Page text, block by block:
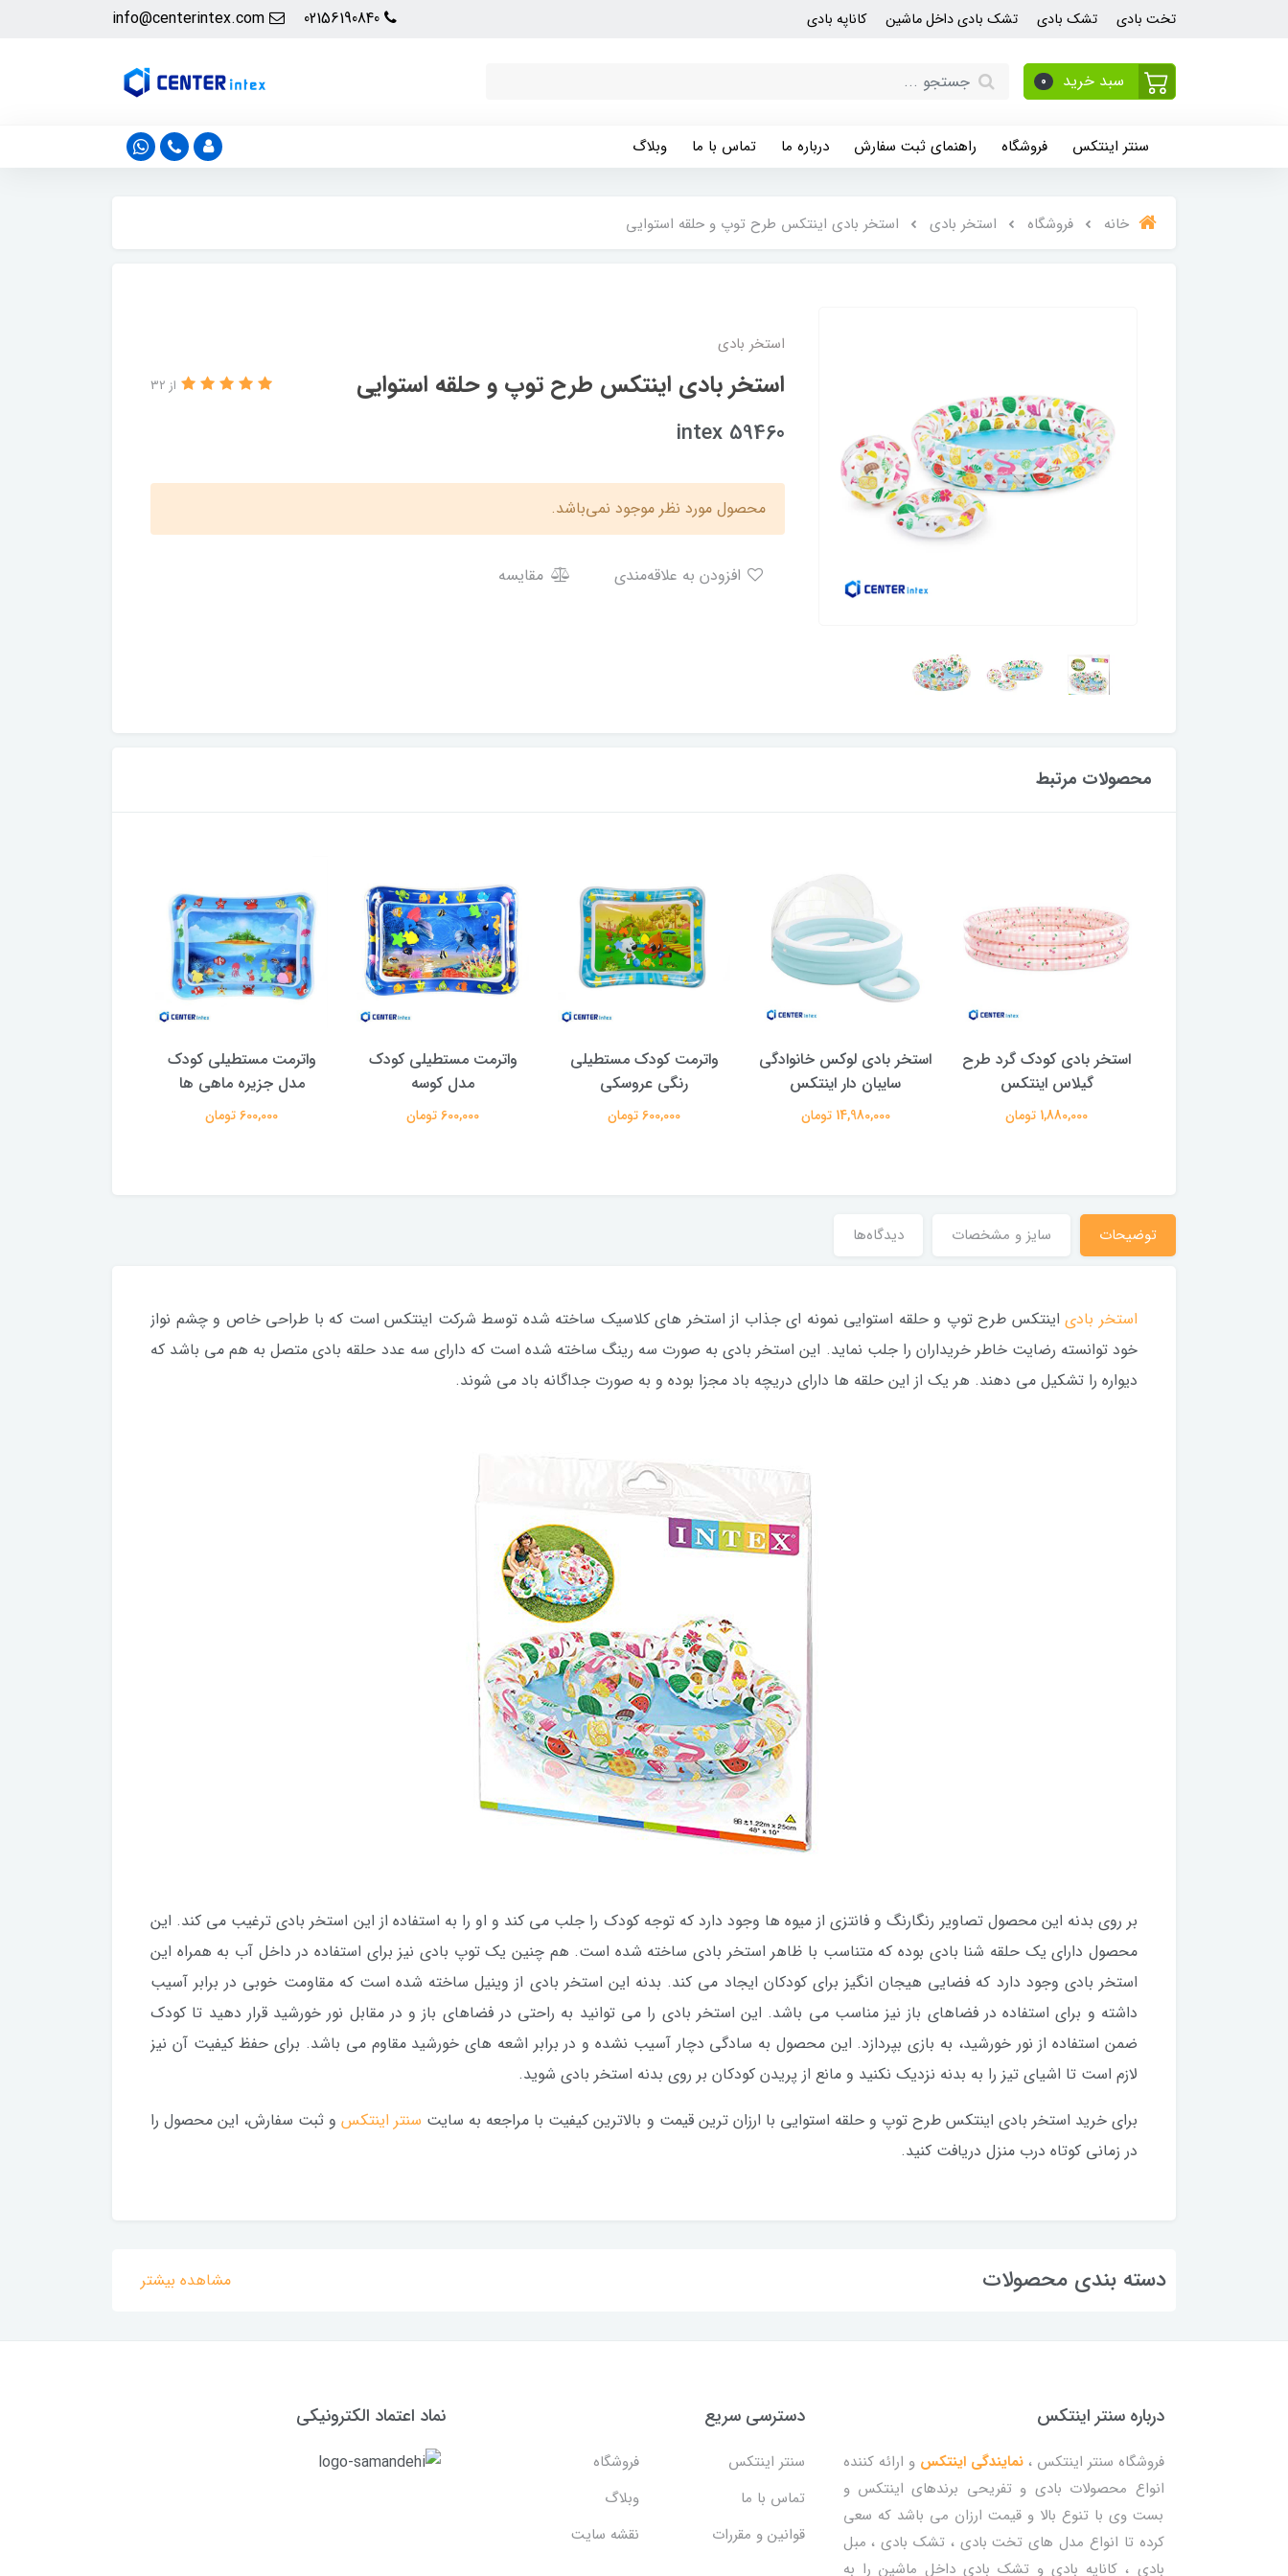
تخت بادی تشک بادی تشک بادی داخل ماشین کاناپه بادی 02156190840
info@centerintex.com
سبد خرید 0
سنتر اینتکس فروشگاه راهنمای ثبت سفارش درباره ما تماس با ما وبلاگ
خانه فروشگاه استخر بادی استخر بادی اینتکس طرح توپ و حلقه استوایی
استخر بادی
استخر بادی اینتکس طرح توپ و حلقه استوایی از 32
intex 59460
محصول مورد نظر موجود نمی‌باشد.
مقایسه
محصولات مرتبط
استخر بادی کودک گرد طرح
گیلاس اینتکس
1,880,000 تومان
استخر بادی لوکس خانوادگی
سایبان دار اینتکس
14,980,000 تومان
واترمت کودک مستطیلی
رنگی عروسکی
600,000 تومان
واترمت مستطیلی کودک
مدل کوسه
600,000 تومان
واترمت مستطیلی کودک
مدل جزیره ماهی ها
600,000 تومان
توضیحات سایز و مشخصات دیدگاه‌ها
استخر بادیاینتکس طرح توپ و حلقه استوایی نمونه ای جذاب از استخر های کلاسیک ساخته شده توسط شرکت اینتکس است که با طراحی خاص و چشم نواز
خود توانسته رضایت خاطر خریداران را جلب نماید. این استخر بادی به صورت سه رینگ ساخته شده است که دارای سه عدد حلقه بادی متصل به هم می باشد که
دیواره را تشکیل می دهند. هر یک از این حلقه ها دارای دریچه باد مجزا بوده و به صورت جداگانه باد می شوند.
بر روی بدنه این محصول تصاویر رنگارنگ و فانتزی از میوه ها وجود دارد که توجه کودک را جلب می کند و او را به استفاده از این استخر بادی ترغیب می کند. این
محصول دارای یک حلقه شنا بادی بوده که متناسب با ظاهر استخر بادی ساخته شده است. هم چنین یک توپ بادی نیز برای استفاده در داخل آب به همراه این
استخر بادی وجود دارد که فضایی هیجان انگیز برای کودکان ایجاد می کند. بدنه این استخر بادی از وینیل ساخته شده است که مقاومت خوبی در برابر آسیب
داشته و برای استفاده در فضاهای باز نیز مناسب می باشد. این استخر بادی را می توانید به راحتی در فضاهای باز و در مقابل نور خورشید قرار دهید تا کودک
ضمن استفاده از نور خورشید، به بازی بپردازد. این محصول به سادگی دچار آسیب نشده و در برابر اشعه های خورشید مقاوم می باشد. برای حفظ کیفیت آن نیز
لازم است تا اشیای تیز را به بدنه نزدیک نکنید و مانع از پریدن کودکان بر روی بدنه استخر بادی شوید.
برای خرید استخر بادی اینتکس طرح توپ و حلقه استوایی با ارزان ترین قیمت و بالاترین کیفیت با مراجعه به سایت سنتر اینتکسو ثبت سفارش، این محصول را
در زمانی کوتاه درب منزل دریافت کنید.
دسته بندی محصولات مشاهده بیشتر
درباره سنتر اینتکس
فروشگاه سنتر اینتکس ،نمایندگی اینتکس و ارائه کننده
انواع محصولات بادی و تفریحی برندهای اینتکس و
بست وی با تنوع بالا و قیمت ارزان می باشد که سعی
کرده تا انواع مدل های تخت بادی ، تشک بادی ، مبل
بادی ، کاناپه بادی و تشک بادی داخل ماشین را به
دسترسی سریع
سنتر اینتکس
فروشگاه
تماس با ما
وبلاگ
قوانین و مقررات
نقشه سایت
نماد اعتماد الکترونیکی